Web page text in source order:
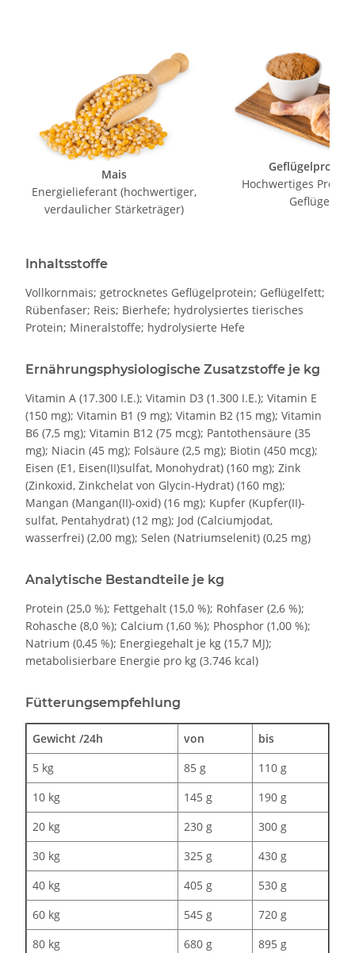
Mais
Energielieferant (hochwertiger,
verdaulicher Stärketräger)
Geflügelprotein
Hochwertiges
Geflügel
Inhaltsstoffe
Vollkornmais; getrocknetes Geflügelprotein; Geflügelfett;
Rübenfaser; Reis; Bierhefe; hydrolysiertes tierisches
Protein; Mineralstoffe; hydrolysierte Hefe
Ernährungsphysiologische Zusatzstoffe je kg
Vitamin A (17.300 I.E.); Vitamin D3 (1.300 I.E.); Vitamin E
(150 mg); Vitamin B1 (9 mg); Vitamin B2 (15 mg); Vitamin
B6 (7,5 mg); Vitamin B12 (75 mcg); Pantothensäure (35
mg); Niacin (45 mg); Folsäure (2,5 mg); Biotin (450 mcg);
Eisen (E1, Eisen(II)sulfat, Monohydrat) (160 mg); Zink
(Zinkoxid, Zinkchelat von Glycin-Hydrat) (160 mg);
Mangan (Mangan(II)-oxid) (16 mg); Kupfer (Kupfer(II)-
sulfat, Pentahydrat) (12 mg); Jod (Calciumjodat,
wasserfrei) (2,00 mg); Selen (Natriumselenit) (0,25 mg)
Analytische Bestandteile je kg
Protein (25,0 %); Fettgehalt (15,0 %); Rohfaser (2,6 %);
Rohasche (8,0 %); Calcium (1,60 %); Phosphor (1,00 %);
Natrium (0,45 %); Energiegehalt je kg (15,7 MJ);
metabolisierbare Energie pro kg (3.746 kcal)
Fütterungsempfehlung
Gewicht /24h von
bis
5 kg
85 g
110 g
10 kg
145 g
190 g
20 kg
230 g
300 g
30 kg
325 g
430 g
40 kg
405 g
530 g
60 kg
545 g
720 g
80 kg
680 g
895 g